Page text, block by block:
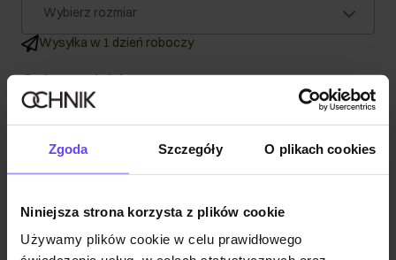
Zgoda Szczegóły O plikach cookies
Niniejsza strona korzysta z plików cookie
Używamy plików cookie w celu prawidłowego
Wybierz rozmiar
Wysyłka w 1 dzień roboczy
Opis produktu
Opinie